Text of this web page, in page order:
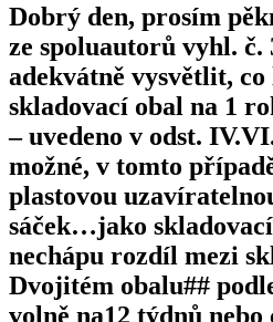
Dobrý den, prosím
ze spoluautorů vyhl. č.
adekvátně vysvětlit, co
skladovací obal na 1
– uvedeno v odst.
možné, v tomto
plastovou
sáček…jako
nechápu rozdíl mezi
Dvojitém obalu##
volně na12 týdnů nebo